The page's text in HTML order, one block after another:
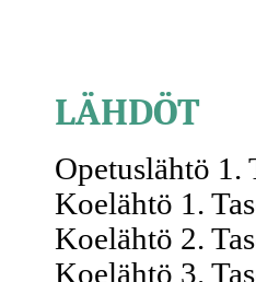
LÄHDÖT
Opetuslähtö
Koelähtö 1.
Koelähtö 2.
Koelähtö 3.